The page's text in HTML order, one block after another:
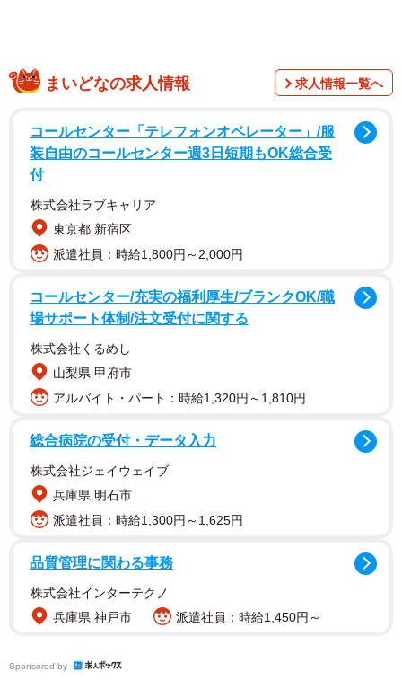
まいどなの求人情報 求人情報一覧へ
コールセンター「テレフォンオペレーター」/服
装自由のコールセンター週3日短期もOK総合受
付
株式会社ラブキャリア
東京都 新宿区
派遣社員：時給1,800円～2,000円
コールセンター/充実の福利厚生/ブランクOK/職
場サポート体制/注文受付に関する
株式会社くるめし
山梨県 甲府市
アルバイト・パート：時給1,320円～1,810円
総合病院の受付・データ入力
株式会社ジェイウェイブ
兵庫県 明石市
派遣社員：時給1,300円～1,625円
品質管理に関わる事務
株式会社インターテクノ
兵庫県 神戸市
派遣社員：時給1,450円～
Sponsored by